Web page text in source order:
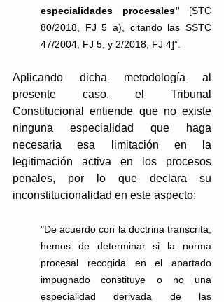
especialidades procesales” [STC
80/2018, FJ 5 a), citando las SSTC
47/2004, FJ 5, y 2/2018, FJ 4]”.
Aplicando dicha metodología al
presente caso, el Tribunal
Constitucional entiende que no existe
ninguna especialidad que haga
necesaria esa limitación en la
legitimación activa en los procesos
penales, por lo que declara su
inconstitucionalidad en este aspecto:
"De acuerdo con la doctrina transcrita,
hemos de determinar si la norma
procesal recogida en el apartado
impugnado constituye o no una
especialidad derivada de las